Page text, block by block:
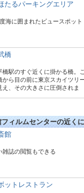
たるパーキングエリア
海に囲まれたビュースポット
橋
橋駅のすぐ近くに掛かる橋。こ
から目の前に東京スカイツリ
え、その大きさに圧倒されま
ィルムセンターの近く
館
雑誌の閲覧もできる
ットレストラン